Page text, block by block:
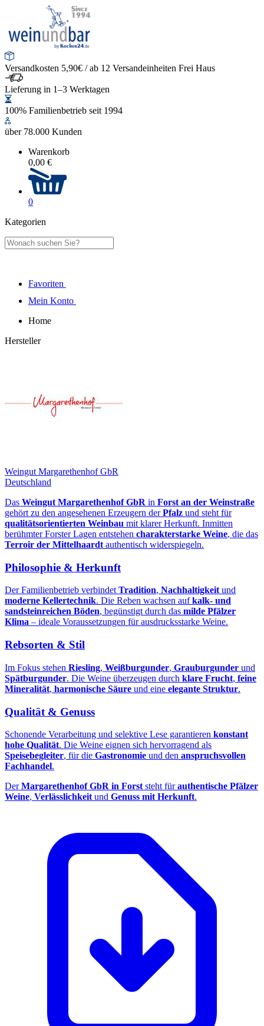
Versandkosten 5,90€ / ab 12 Versandeinheiten Frei Haus
Lieferung in 1–3 Werktagen
100% Familienbetrieb seit 1994
über 78.000 Kunden
Warenkorb
0,00 €
0
Kategorien
Favoriten
Mein Konto
Home
Hersteller
Weingut Margarethenhof GbR
Deutschland
Das Weingut Margarethenhof GbR in Forst an der Weinstraße
gehört zu den angesehenen Erzeugern derPfalz und steht für
qualitätsorientierten Weinbau mit klarer Herkunft. Inmitten
berühmter Forster Lagen entstehen charakterstarke Weine, die das
Terroir der Mittelhaardt authentisch widerspiegeln.
Philosophie & Herkunft
Der Familienbetrieb verbindetTradition, Nachhaltigkeitund
moderne Kellertechnik. Die Reben wachsen aufkalk- und
sandsteinreichen Böden, begünstigt durch das milde Pfälzer
Klima – ideale Voraussetzungen für ausdrucksstarke Weine.
Rebsorten & Stil
Im Fokus stehen Riesling, Weißburgunder, Grauburgunder und
Spätburgunder. Die Weine überzeugen durch klare Frucht, feine
Mineralität, harmonische Säure und eine elegante Struktur.
Qualität & Genuss
Schonende Verarbeitung und selektive Lese garantieren konstant
hohe Qualität. Die Weine eignen sich hervorragend als
Speisebegleiter, für die Gastronomie und den anspruchsvollen
Fachhandel.
DerMargarethenhof GbR in Forst steht fürauthentische Pfälzer
Weine, Verlässlichkeit und Genuss mit Herkunft.